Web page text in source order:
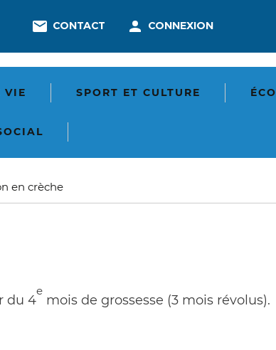
En-
-
Communication
CONTACT
En-
-
Connexion
CONNEXION
VIE SPORT ET CULTURE
en crèche
du 4
e
mois de grossesse (3 mois révolus).